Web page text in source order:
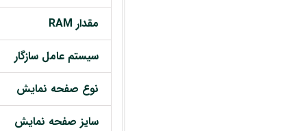
مقدار RAM
سیستم عامل سازگار
نوع صفحه نمایش
سایز صفحه نمایش